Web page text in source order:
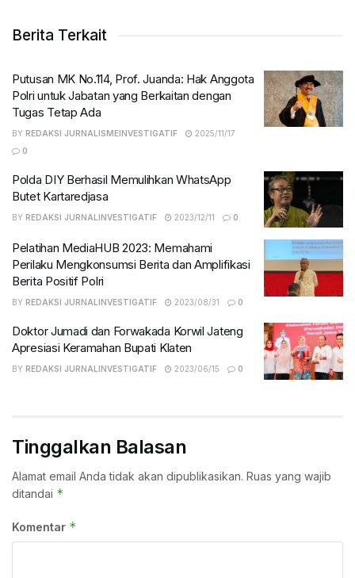
Berita Terkait
Putusan MK No.114, Prof. Juanda: Hak Anggota
Polri untuk Jabatan yang Berkaitan dengan
Tugas Tetap Ada
BY REDAKSI JURNALISMEINVESTIGATIF
2025/11/17
0
Polda DIY Berhasil Memulihkan WhatsApp
Butet Kartaredjasa
BY REDAKSI JURNALINVESTIGATIF 2023/12/11 0
Pelatihan MediaHUB 2023: Memahami
Perilaku Mengkonsumsi Berita dan Amplifikasi
Berita Positif Polri
BY REDAKSI JURNALINVESTIGATIF 2023/08/31 0
Doktor Jumadi dan Forwakada Korwil Jateng
Apresiasi Keramahan Bupati Klaten
BY REDAKSI JURNALINVESTIGATIF 2023/06/15 0
Tinggalkan Balasan
Alamat email Anda tidak akan dipublikasikan. Ruas yang wajib
ditandai *
Komentar *